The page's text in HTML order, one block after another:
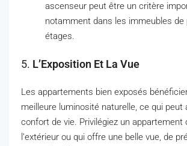
ascenseur peut être un critère
notamment dans les immeubles de
étages.
5. L’Exposition Et La Vue
Les appartements bien exposés
meilleure luminosité naturelle, ce qui peut
confort de vie. Privilégiez un appartement
l’extérieur ou qui offre une belle vue, de